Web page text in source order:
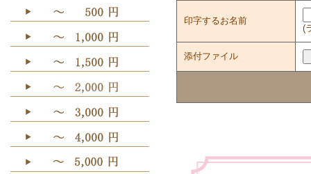
印字するお名前
(
添付ファイル